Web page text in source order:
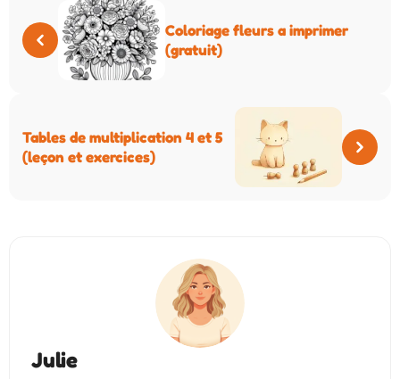
Coloriage fleurs a imprimer
(gratuit)
Tables de multiplication 4 et 5
(leçon et exercices)
Julie